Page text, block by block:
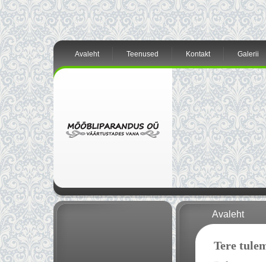
Avaleht Teenused Kontakt Galerii
Avaleht
Tere